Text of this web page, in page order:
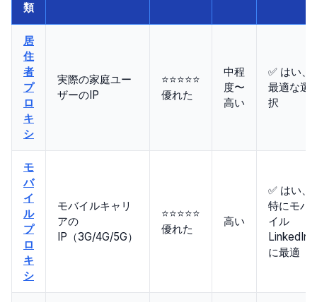
類
居
住
者
プ
ロ
キ
シ
実際の家庭ユー
ザーのIP
⭐⭐⭐⭐⭐
優れた
中程
度〜
高い
✅ はい、
最適な選
択
モ
バ
イ
ル
プ
ロ
キ
シ
モバイルキャリ
アの
IP（3G/4G/5G）
⭐⭐⭐⭐⭐
優れた
高い
✅ はい、
特にモバ
イル
LinkedIn
に最適